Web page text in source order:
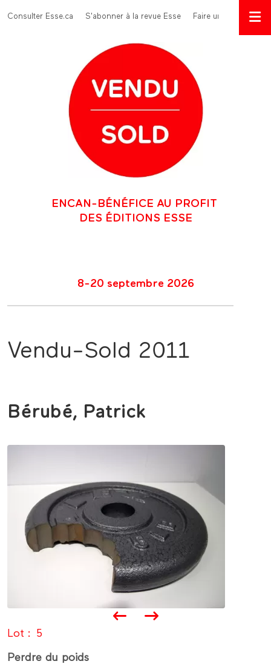
Menu Top
Consulter Esse.ca S'abonner à la revue Esse Faire un don
ENCAN-BÉNÉFICE AU PROFIT
DES ÉDITIONS ESSE
8-20 septembre 2026
Vendu-Sold 2011
Bérubé, Patrick
Lot 5
Perdre du poids